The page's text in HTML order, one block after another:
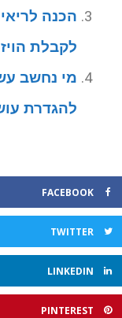
הכנה
לקבלת
מי נחשב
להגדרת
FACEBOOK
TWITTER
LINKEDIN
PINTEREST